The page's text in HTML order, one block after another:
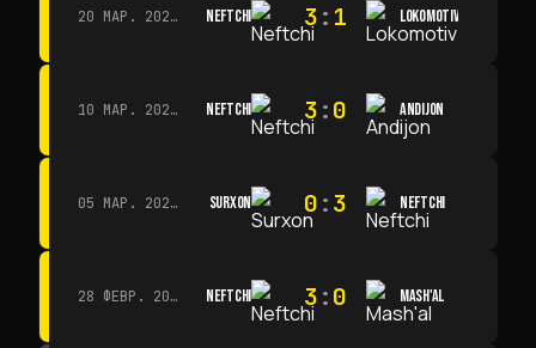
20 МАР. 2026 Г. · 11:00 NEFTCHI 3: 1 LOKOMOTIV
10 МАР. 2026 Г. · 14:00 NEFTCHI 3:0 ANDIJON
05 МАР. 2026 Г. · 14:30 SURXON 0:3 NEFTCHI
28 ФЕВР. 2026 Г. · 13:45 NEFTCHI 3:0 MASH'AL